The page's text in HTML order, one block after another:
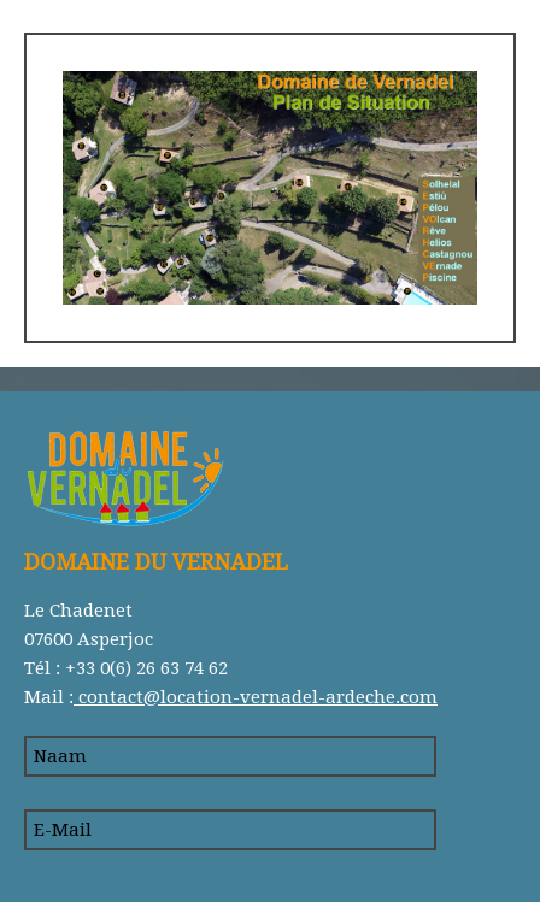
DOMAINE DU VERNADEL
Le Chadenet
07600 Asperjoc
Tél : +33 0(6) 26 63 74 62
Mail : contact@location-vernadel-ardeche.com